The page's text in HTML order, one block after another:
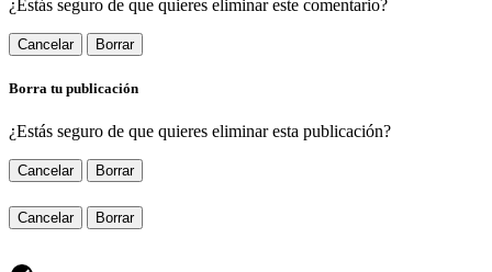
¿Estás seguro de que quieres eliminar este comentario?
Cancelar Borrar
Borra tu publicación
¿Estás seguro de que quieres eliminar esta publicación?
Cancelar Borrar
Cancelar Borrar